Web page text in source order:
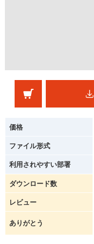
価格
ファイル形式
利用されやすい部署
ダウンロード数
レビュー
ありがとう